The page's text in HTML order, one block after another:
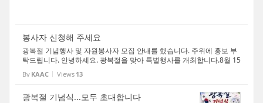
봉사자 신청해 주세요
광복절 기념행사 및 자원봉사자 모집 안내를 했습니다. 주위에 홍보 부
탁드립니다. 안녕하세요. 광복절을 맞아 특별행사를 개최합니다.8월 15
일(토) 오후 4시, 기념식, 특별공연, 저녁식사(한식)이 제공되니 많은 참
여를 부탁드립니다. 아울러 함께 도와주실 [...
By KAAC Views 13
광복절 기념식...모두 초대합니다